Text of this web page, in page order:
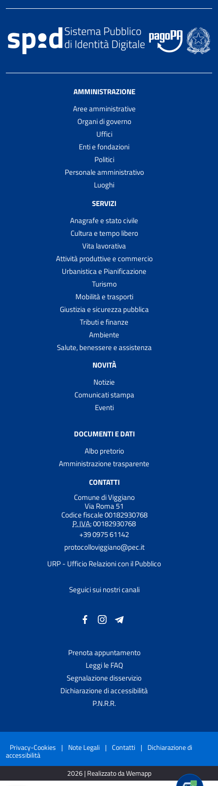
AMMINISTRAZIONE
Aree amministrative
Organi di governo
Uffici
Enti e fondazioni
Politici
Personale amministrativo
Luoghi
SERVIZI
Anagrafe e stato civile
Cultura e tempo libero
Vita lavorativa
Attività produttive e commercio
Urbanistica e Pianificazione
Turismo
Mobilità e trasporti
Giustizia e sicurezza pubblica
Tributi e finanze
Ambiente
Salute, benessere e assistenza
NOVITÀ
Notizie
Comunicati stampa
Eventi
DOCUMENTI E DATI
Albo pretorio
Amministrazione trasparente
CONTATTI
Comune di Viggiano
Via Roma 51
Codice fiscale 00182930768
P. IVA:00182930768
+39 0975 61142
protocolloviggiano@pec.it
URP - Ufficio Relazioni con il Pubblico
Seguici sui nostri canali
Prenota appuntamento
Leggi le FAQ
Segnalazione disservizio
Dichiarazione di accessibilità
P.N.R.R.
Privacy-Cookies | Note Legali | Contatti | Dichiarazione di
accessibilità
2026 | Realizzato da Wemapp